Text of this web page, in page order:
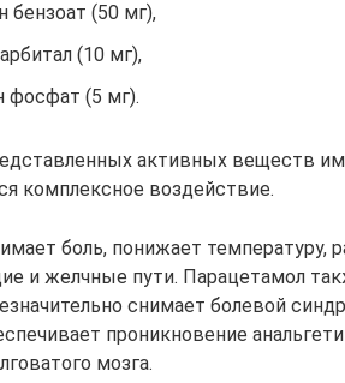
бензоат (50 мг),
(10 мг),
фосфат (5 мг).
активных веществ
комплексное воздействие.
боль, понижает
и желчные пути. Парацетамол
снимает болевой
проникновение
мозга.